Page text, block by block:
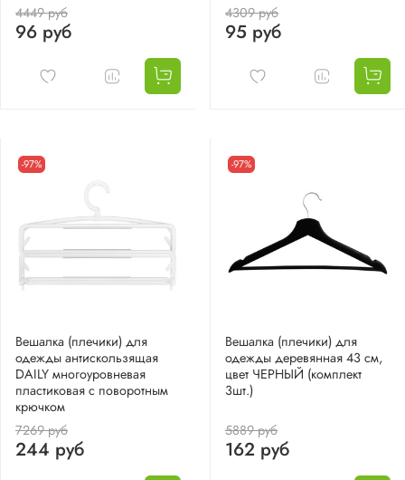
4449 руб
96 руб
4309 руб
95 руб
-97%
Вешалка (плечики) для
одежды антискользящая
DAILY многоуровневая
пластиковая с поворотным
крючком
7269 руб
244 руб
-97%
Вешалка (плечики) для
одежды деревянная 43 см,
цвет ЧЕРНЫЙ (комплект
3шт.)
5889 руб
162 руб